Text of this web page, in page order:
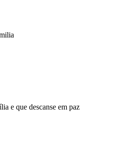
e que descanse em paz